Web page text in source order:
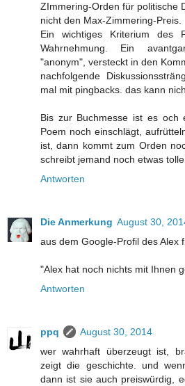
ZImmering-Orden für politische
nicht den Max-Zimmering-Preis.
Ein wichtiges Kriterium des
Wahrnehmung. Ein
"anonym", versteckt in den
nachfolgende
mal mit pingbacks. das kann
Bis zur Buchmesse ist es och
Poem noch einschlägt,
ist, dann kommt zum Orden
schreibt jemand noch etwas
Antworten
Die Anmerkung August 30,
aus dem Google-Profil des Alex
"Alex hat noch nichts mit Ihnen
Antworten
ppq
August 30, 2014
wer wahrhaft überzeugt ist,
zeigt die geschichte. und
dann ist sie auch preiswürdig,